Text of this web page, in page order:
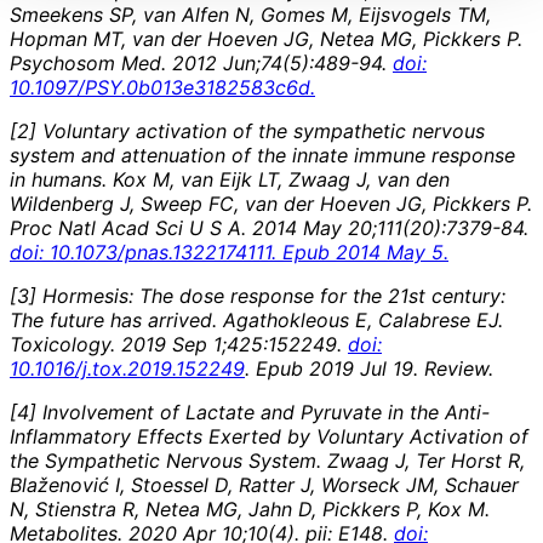
Smeekens SP, van Alfen N, Gomes M, Eijsvogels TM,
Hopman MT, van der Hoeven JG, Netea MG, Pickkers P.
Psychosom Med. 2012 Jun;74(5):489-94. doi:
10.1097/PSY.0b013e3182583c6d.
[2] Voluntary activation of the sympathetic nervous
system and attenuation of the innate immune response
in humans. Kox M, van Eijk LT, Zwaag J, van den
Wildenberg J, Sweep FC, van der Hoeven JG, Pickkers P.
Proc Natl Acad Sci U S A. 2014 May 20;111(20):7379-84.
doi: 10.1073/pnas.1322174111. Epub 2014 May 5.
[3] Hormesis: The dose response for the 21st century:
The future has arrived. Agathokleous E, Calabrese EJ.
Toxicology. 2019 Sep 1;425:152249. doi:
10.1016/j.tox.2019.152249. Epub 2019 Jul 19. Review.
[4] Involvement of Lactate and Pyruvate in the Anti-
Inflammatory Effects Exerted by Voluntary Activation of
the Sympathetic Nervous System. Zwaag J, Ter Horst R,
Blaženović I, Stoessel D, Ratter J, Worseck JM, Schauer
N, Stienstra R, Netea MG, Jahn D, Pickkers P, Kox M.
Metabolites. 2020 Apr 10;10(4). pii: E148. doi: